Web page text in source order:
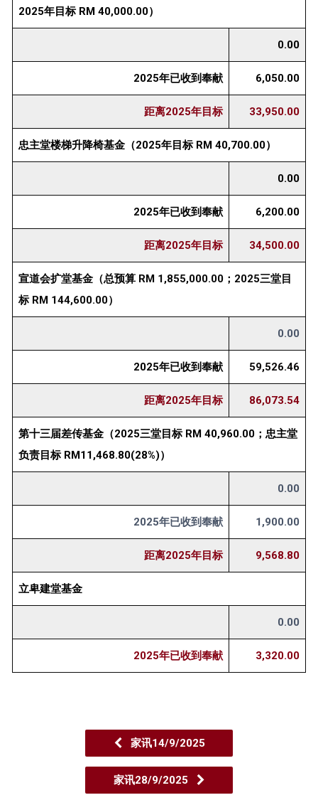
2025年目标 RM 40,000.00）
0.00
2025年已收到奉献 6,050.00
距离2025年目标 33,950.00
忠主堂楼梯升降椅基金（2025年目标 RM 40,700.00）
0.00
2025年已收到奉献 6,200.00
距离2025年目标 34,500.00
宣道会扩堂基金（总预算 RM 1,855,000.00；2025三堂目
标 RM 144,600.00）
0.00
2025年已收到奉献 59,526.46
距离2025年目标 86,073.54
第十三届差传基金（2025三堂目标 RM 40,960.00；忠主堂
负责目标 RM11,468.80(28%)）
0.00
2025年已收到奉献 1,900.00
距离2025年目标 9,568.80
立卑建堂基金
0.00
2025年已收到奉献 3,320.00
家讯14/9/2025
家讯28/9/2025